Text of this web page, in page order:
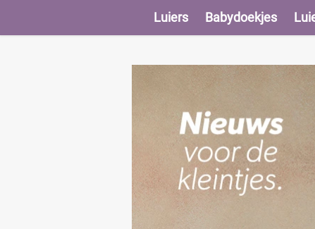
Luiers Babydoekjes